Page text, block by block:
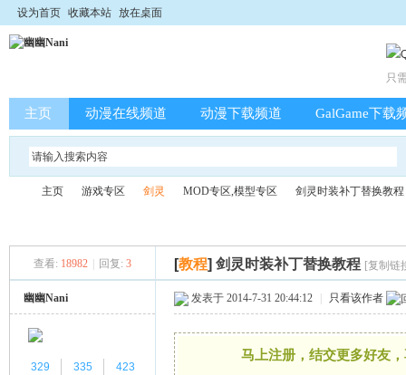
设为首页 收藏本站 放在桌面
只
主页 动漫在线频道 动漫下载频道 GalGame下载
主页
›
游戏专区
›
剑灵 MOD专区,模型专区
›
剑灵时装补丁替换教程
查看: 18982 回复: 3 [教程] 剑灵时装补丁替换教程 [复制链
幽幽Nani
329
335
423
发表于 2014-7-31 20:44:12 只看该作者
马上注册，结交更多好友